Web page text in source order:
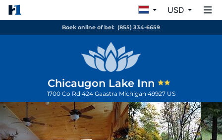
USD
Boek online of bel: (855) 334-6659
Chicaugon Lake Inn
1700 Co Rd 424 Gaastra Michigan 49927 US